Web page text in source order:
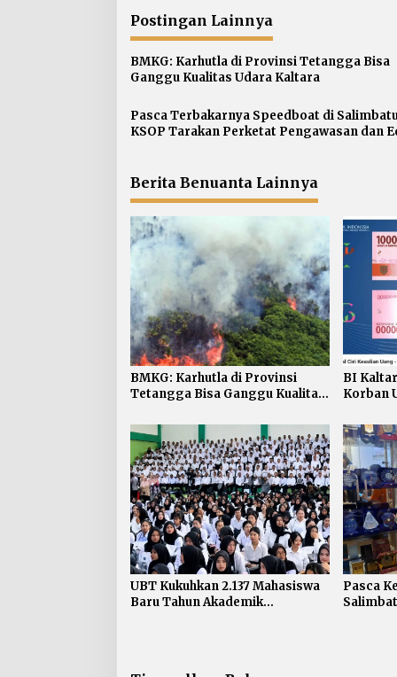
i
g
a
s
p
o
Postingan Lainnya
BMKG: Karhutla di Provinsi Tetangga Bisa
Ganggu Kualitas Udara Kaltara
Pasca Terbakarnya Speedboat di
KSOP Tarakan Perketat Pengawasan dan
Berita Benuanta Lainnya
BMKG: Karhutla di Provinsi
Tetangga Bisa Ganggu Kualitas
BI
Korban
UBT Kukuhkan 2.137 Mahasiswa
Baru Tahun Akademik
Pasca